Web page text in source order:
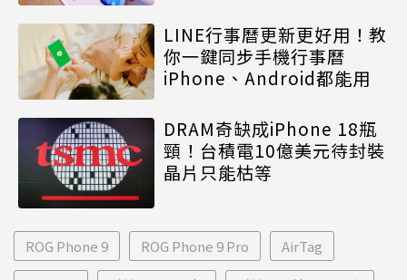
LINE行事曆更新更好用！教
你一鍵同步手機行事曆
iPhone、Android都能用
DRAM奇缺成iPhone 18瓶
頸！台積電10億美元待封裝
晶片只能枯等
ROG Phone 9 ROG Phone 9 Pro AirTag